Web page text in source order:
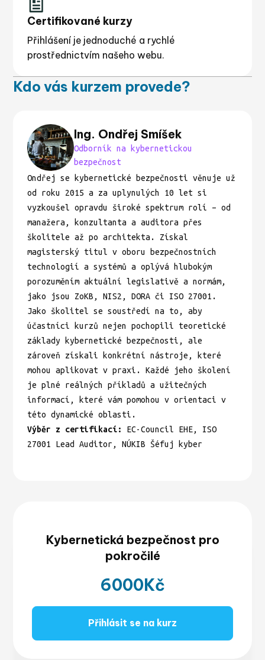
Kybernetická bezpečnost pro
pokročilé
6000Kč
Přihlásit se na kurz
Certifikované kurzy
Přihlášení je jednoduché a rychlé
prostřednictvím našeho webu.
Kdo vás kurzem provede?
Ing. Ondřej Smíšek
Odborník na kybernetickou
bezpečnost
Ondřej se kybernetické bezpečnosti věnuje už
od roku 2015 a za uplynulých 10 let si
vyzkoušel opravdu široké spektrum rolí – od
manažera, konzultanta a auditora přes
školitele až po architekta. Získal
magisterský titul v oboru bezpečnostních
technologií a systémů a oplývá hlubokým
porozuměním aktuální legislativě a normám,
jako jsou ZoKB, NIS2, DORA či ISO 27001.
Jako školitel se soustředí na to, aby
účastníci kurzů nejen pochopili teoretické
základy kybernetické bezpečnosti, ale
zároveň získali konkrétní nástroje, které
mohou aplikovat v praxi. Každé jeho školení
je plné reálných příkladů a užitečných
informací, které vám pomohou v orientaci v
této dynamické oblasti.
Výběr z certifikací: EC-Council EHE, ISO
27001 Lead Auditor, NÚKIB Šéfuj kyber